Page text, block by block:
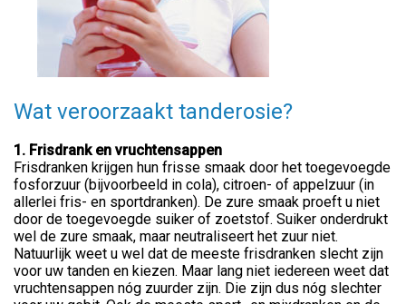
Wat veroorzaakt tanderosie?
1. Frisdrank en vruchtensappen
Frisdranken krijgen hun frisse smaak door het toegevoegde
fosforzuur (bijvoorbeeld in cola), citroen- of appelzuur (in
allerlei fris- en sportdranken). De zure smaak proeft u niet
door de toegevoegde suiker of zoetstof. Suiker onderdrukt
wel de zure smaak, maar neutraliseert het zuur niet.
Natuurlijk weet u wel dat de meeste frisdranken slecht zijn
voor uw tanden en kiezen. Maar lang niet iedereen weet dat
vruchtensappen nóg zuurder zijn. Die zijn dus nóg slechter